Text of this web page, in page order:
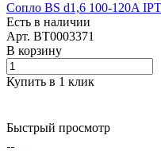
Сопло BS d1,6 100-120A
Есть в наличии
Арт. BT0003371
В корзину
Купить в 1 клик
Быстрый просмотр